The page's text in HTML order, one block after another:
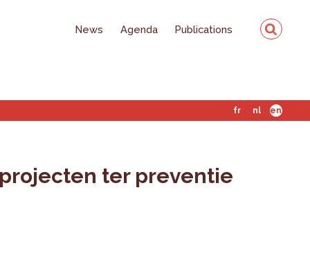
News Agenda Publications
fr nl en
ter preventie